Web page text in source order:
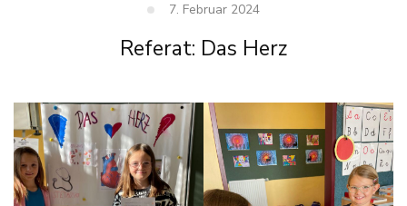
7. Februar 2024
Referat: Das Herz